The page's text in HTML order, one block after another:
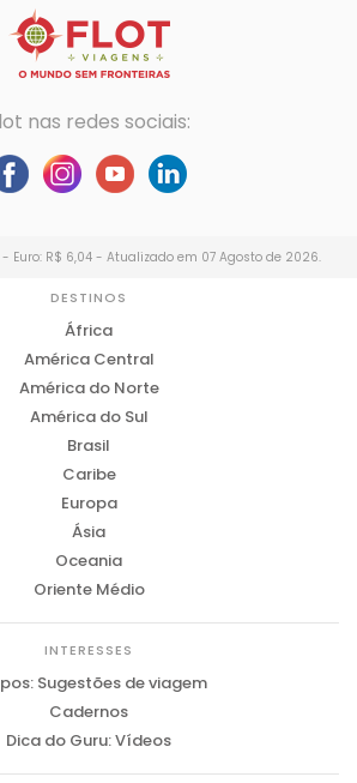
nas redes sociais:
Euro: R$ 6,04 - Atualizado em 07 Agosto de 2026.
DESTINOS
África
América Central
América do Norte
América do Sul
Brasil
Caribe
Europa
Ásia
Oceania
Oriente Médio
INTERESSES
Sugestões de viagem
Cadernos
Dica do Guru: Vídeos